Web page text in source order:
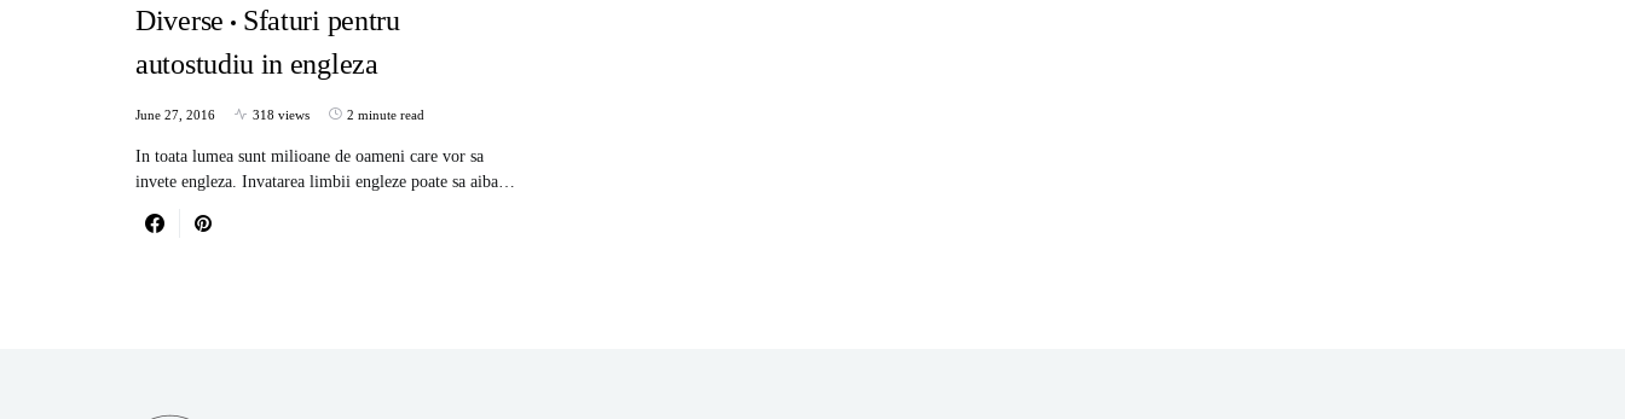
Diverse
Sfaturi pentru
autostudiu in engleza
June 27, 2016 318 views 2 minute read
In toata lumea sunt milioane de oameni care vor sa
invete engleza. Invatarea limbii engleze poate sa aiba…